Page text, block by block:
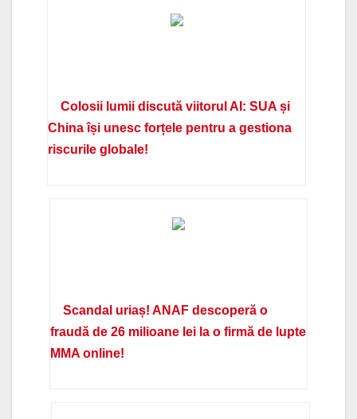
Colosii lumii discută viitorul AI: SUA și
China își unesc forțele pentru a gestiona
riscurile globale!
Scandal uriaș! ANAF descoperă o
fraudă de 26 milioane lei la o firmă de lupte
MMA online!